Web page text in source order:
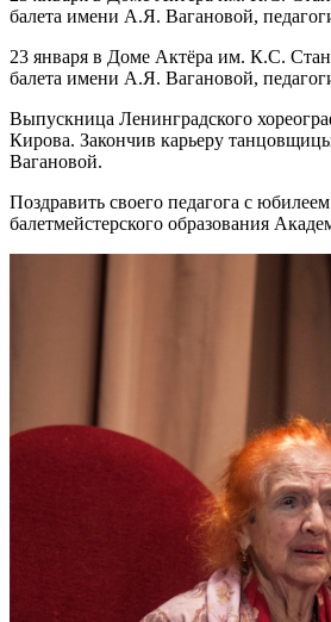
балета имени А.Я. Вагановой,
23 января в Доме Актёра им. К.С.
балета имени А.Я. Вагановой,
Выпускница Ленинградского
Кирова. Закончив карьеру
Вагановой.
Поздравить своего педагога с
балетмейстерского образования